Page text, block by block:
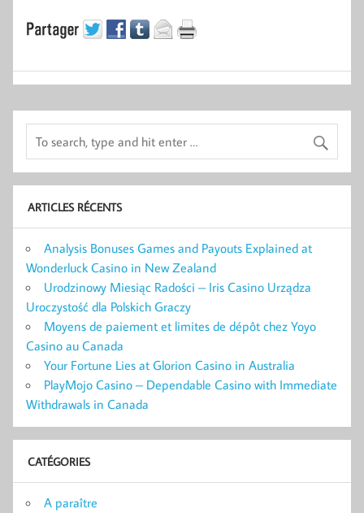
ARTICLES RÉCENTS
Analysis Bonuses Games and Payouts Explained at
Wonderluck Casino in New Zealand
Urodzinowy Miesiąc Radości – Iris Casino Urządza
Uroczystość dla Polskich Graczy
Moyens de paiement et limites de dépôt chez Yoyo
Casino au Canada
Your Fortune Lies at Glorion Casino in Australia
PlayMojo Casino – Dependable Casino with Immediate
Withdrawals in Canada
CATÉGORIES
A paraître